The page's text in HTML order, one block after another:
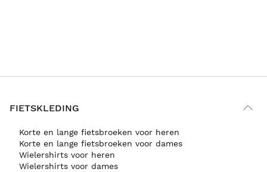
FIETSKLEDING
Korte en lange fietsbroeken voor heren
Korte en lange fietsbroeken voor dames
Wielershirts voor heren
Wielershirts voor dames